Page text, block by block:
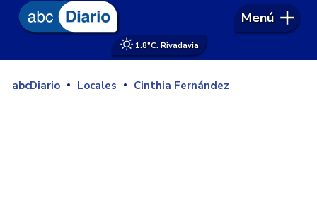
1.8°C. Rivadavia
Menú
abcDiario Locales Cinthia Fernández